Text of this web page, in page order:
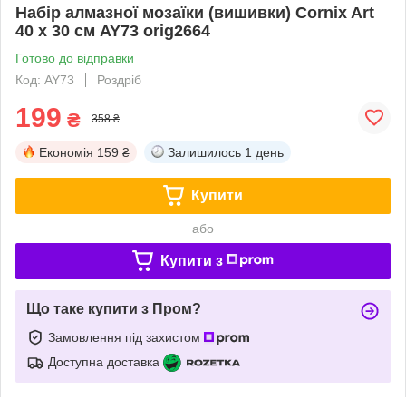
Набір алмазної мозаїки (вишивки) Cornix Art
40 x 30 см AY73 orig2664
Готово до відправки
Код: AY73
Роздріб
199 ₴ 358 ₴
Економія 159 ₴ Залишилось 1 день
Купити
або
Купити з
Що таке купити з Пром?
Замовлення під захистом
Доступна доставка